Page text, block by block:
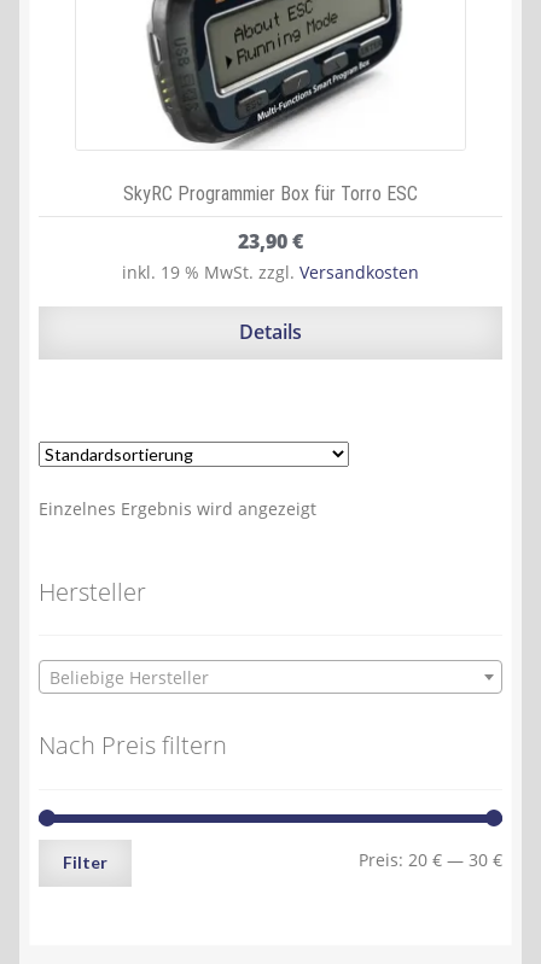
SkyRC Programmier Box für Torro ESC
23,90€
inkl. 19 % MwSt. zzgl. Versandkosten
Details
Einzelnes Ergebnis wird angezeigt
Hersteller
Beliebige Hersteller
Nach Preis filtern
Min.
Max.
Filter Preis: 20 € — 30 €